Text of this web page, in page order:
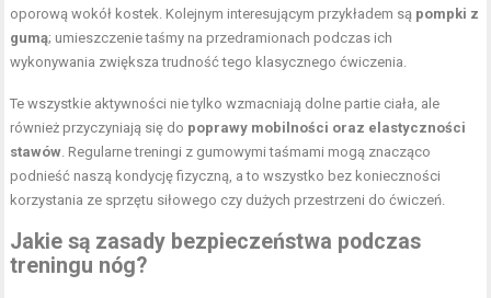
oporową wokół kostek. Kolejnym interesującym przykładem są pompki z
gumą; umieszczenie taśmy na przedramionach podczas ich
wykonywania zwiększa trudność tego klasycznego ćwiczenia.
Te wszystkie aktywności nie tylko wzmacniają dolne partie ciała, ale
również przyczyniają się do poprawy mobilności oraz elastyczności
stawów. Regularne treningi z gumowymi taśmami mogą znacząco
podnieść naszą kondycję fizyczną, a to wszystko bez konieczności
korzystania ze sprzętu siłowego czy dużych przestrzeni do ćwiczeń.
Jakie są zasady bezpieczeństwa podczas
treningu nóg?